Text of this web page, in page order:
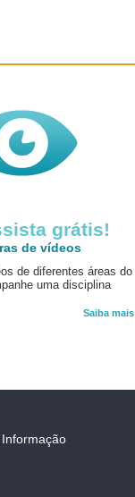
grátis!
de vídeos
de diferentes áreas do
uma disciplina
Saiba mais